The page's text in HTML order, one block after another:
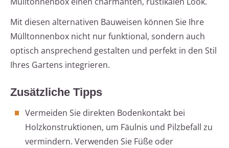
Mit diesen alternativen Bauweisen können Sie Ihre
Mülltonnenbox nicht nur funktional, sondern auch
optisch ansprechend gestalten und perfekt in den Stil
Ihres Gartens integrieren.
Zusätzliche Tipps
Vermeiden Sie direkten Bodenkontakt bei
Holzkonstruktionen, um Fäulnis und Pilzbefall zu
vermindern. Verwenden Sie Füße oder